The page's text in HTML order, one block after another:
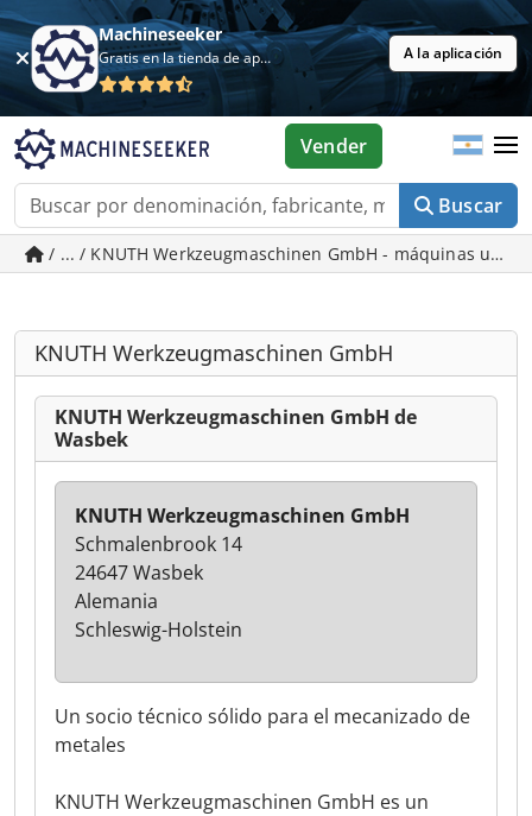
Machineseeker
Gratis en la tienda de aplicaciones A la aplicación
Buscar
Vender
/ ... / KNUTH Werkzeugmaschinen GmbH - máquinas
KNUTH Werkzeugmaschinen GmbH
KNUTH Werkzeugmaschinen GmbH de
Wasbek
Un socio técnico sólido para el mecanizado de
metales
KNUTH Werkzeugmaschinen GmbH es un
KNUTH Werkzeugmaschinen GmbH
Schmalenbrook 14
24647 Wasbek
Alemania
Schleswig-Holstein